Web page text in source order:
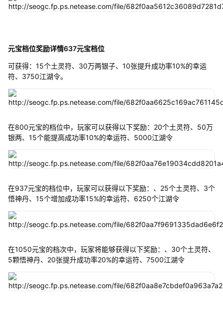
元宝档位奖励详情637元宝档位
可获得：15个土灵符、30万两银子、10张提升成功率10%的幸运
符、3750江湖令。
在800元宝的档位中，玩家可以获得以下奖励：20个土灵符、50万
银两、15个能提高成功率10%的幸运符、5000江湖令
在937元宝的档位中，玩家可以获得以下奖励：、25个土灵符、3个
悟神丹、15个增加成功率15%的幸运符、6250个江湖令
在1050元宝的档次中，玩家将能够获得以下奖励：、30个土灵符、
5颗悟神丹、20张提升成功率20%的幸运符、7500江湖令